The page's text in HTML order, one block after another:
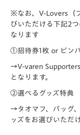
※なお、V-Lovers（
びいただける下記2
なります
①招待券1枚 or ピン
→V-varen
となります。
②選べるグッズ特典
→タオマフ、バッグ
ッズをお選びいただけ